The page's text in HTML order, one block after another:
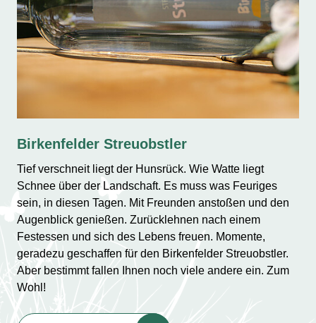
Birkenfelder Streuobstler
Tief verschneit liegt der Hunsrück. Wie Watte liegt
Schnee über der Landschaft. Es muss was Feuriges
sein, in diesen Tagen. Mit Freunden anstoßen und den
Augenblick genießen. Zurücklehnen nach einem
Festessen und sich des Lebens freuen. Momente,
geradezu geschaffen für den Birkenfelder Streuobstler.
Aber bestimmt fallen Ihnen noch viele andere ein. Zum
Wohl!